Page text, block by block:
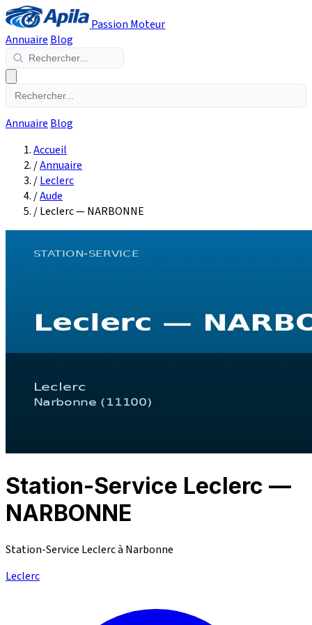
Passion Moteur
Annuaire Blog
Annuaire Blog
Accueil
/Annuaire
/Leclerc
/Aude
/Leclerc — NARBONNE
Station-Service Leclerc —
NARBONNE
Station-Service Leclerc à Narbonne
Leclerc